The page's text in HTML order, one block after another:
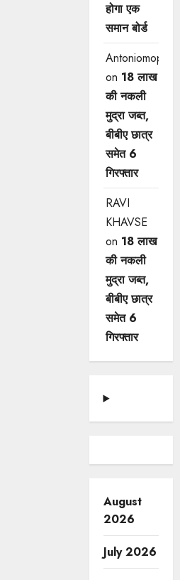
होगा एक
समान बोर्ड
Antoniomop
on 18 लाख
की नकली
मुद्रा जब्त,
बीबीए छात्र
समेत 6
गिरफ्तार
RAVI
KHAVSE
on 18 लाख
की नकली
मुद्रा जब्त,
बीबीए छात्र
समेत 6
गिरफ्तार
August
2026
July 2026